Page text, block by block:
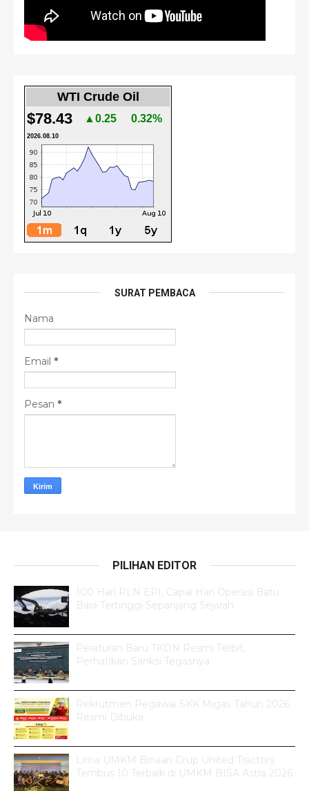
WTI Crude Oil
$78.43 ▲0.25 0.32%
2026.08.10
SURAT PEMBACA
Nama
Email *
Pesan *
PILIHAN EDITOR
100 Hari PLN EPI, Capai Hari Operasi Batu
Bara Tertinggi Sepanjang Sejarah
Peraturan Baru TKDN Resmi Terbit,
Perhatikan Sanksi Tegasnya
Rekrutmen Pegawai SKK Migas Tahun 2026
Resmi Dibuka
Lima UMKM Binaan Grup United Tractors
Tembus 10 Terbaik di UMKM BISA Astra 2026